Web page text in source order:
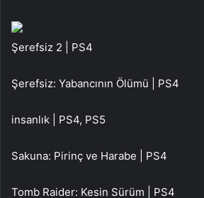
Şerefsiz 2 | PS4
Şerefsiz: Yabancının Ölümü | PS4
insanlık | PS4, PS5
Sakuna: Pirinç ve Harabe | PS4
Tomb Raider: Kesin Sürüm | PS4